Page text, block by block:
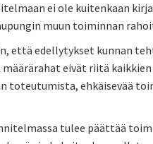
ei ole kuitenkaan
muun toiminnan
että edellytykset kunnan
eivät riitä
toteutumista, ehkäisevää
tulee päättää